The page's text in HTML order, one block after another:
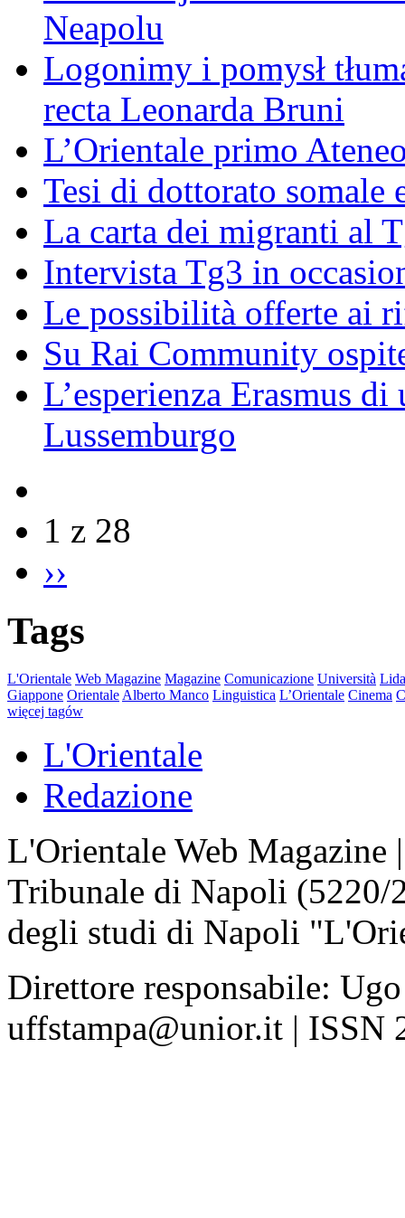
Neapolu
Logonimy i pomysł
recta Leonarda Bruni
L’Orientale primo
Tesi di dottorato somale
La carta dei migranti al
Intervista Tg3 in
Le possibilità offerte ai
Su Rai Community
L’esperienza Erasmus
Lussemburgo
1 z 28
››
Tags
L'Orientale Web Magazine Magazine Comunicazione Università
Giappone Orientale Alberto Manco Linguistica L’Orientale Cinema
więcej tagów
L'Orientale
Redazione
L'Orientale Web Magazine
Tribunale di Napoli
degli studi di Napoli
Direttore responsabile:
uffstampa@unior.it | ISSN